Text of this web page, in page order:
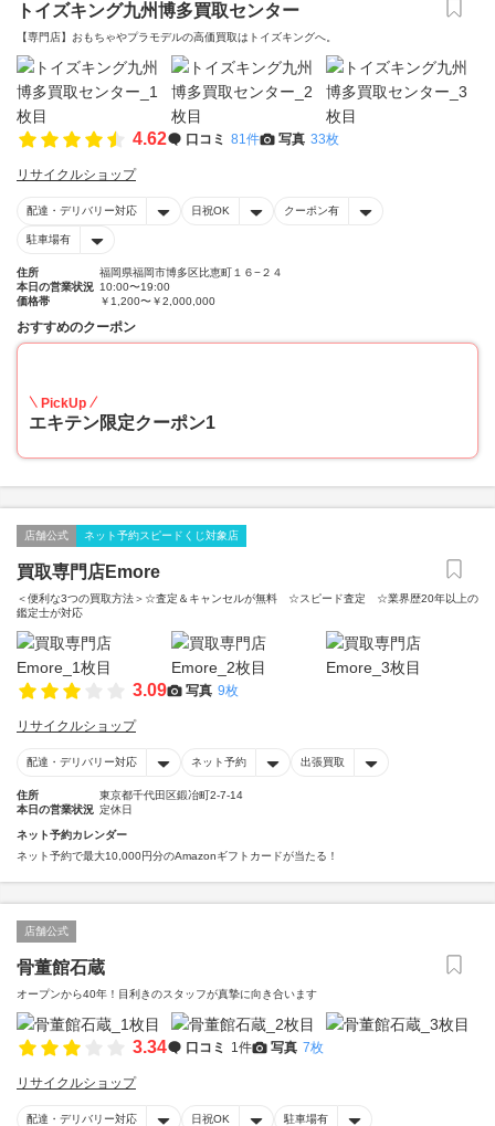
トイズキング九州博多買取センター
【専門店】おもちゃやプラモデルの高価買取はトイズキングへ。‎
4.62 口コミ 81件 写真 33枚
リサイクルショップ
配達・デリバリー対応 日祝OK クーポン有
駐車場有
住所
福岡県福岡市博多区比恵町１６−２４
本日の営業状況 10:00〜19:00
価格帯
￥1,200〜￥2,000,000
おすすめのクーポン
PickUp
エキテン限定クーポン1
店舗公式 ネット予約スピードくじ対象店
買取専門店Emore
＜便利な3つの買取方法＞☆査定＆キャンセルが無料 ☆スピード査定 ☆業界歴20年以上の
鑑定士が対応
3.09 写真 9枚
リサイクルショップ
配達・デリバリー対応 ネット予約 出張買取
住所
東京都千代田区鍛冶町2-7-14
本日の営業状況 定休日
ネット予約カレンダー
ネット予約で最大10,000円分のAmazonギフトカードが当たる！
店舗公式
骨董館石蔵
オープンから40年！目利きのスタッフが真摯に向き合います
3.34 口コミ 1件 写真 7枚
リサイクルショップ
配達・デリバリー対応 日祝OK 駐車場有